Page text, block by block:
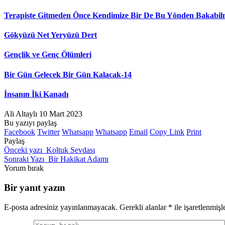
Terapiste Gitmeden Önce Kendimize Bir De Bu Yönden
Gökyüzü Net Yeryüzü Dert
Gençlik ve Genç Ölümleri
Bir Gün Gelecek Bir Gün Kalacak-14
İnsanın İki Kanadı
Ali Altaylı 10 Mart 2023
Bu yazıyı paylaş
Facebook Twitter Whatsapp Whatsapp Email Copy Link Print
Paylaş
Önceki yazı Koltuk Sevdası
Sonraki Yazı Bir Hakikat Adamı
Yorum bırak
Bir yanıt yazın
E-posta adresiniz yayınlanmayacak. Gerekli alanlar * ile